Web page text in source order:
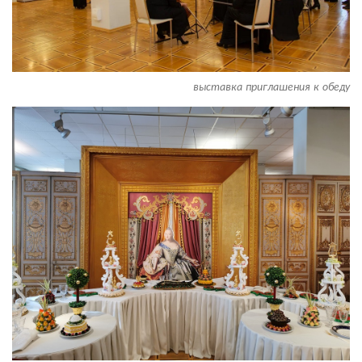
выставка приглашения к обеду